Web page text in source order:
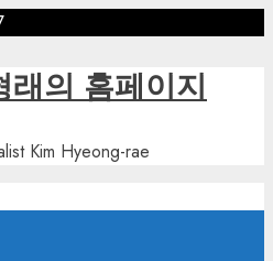
의 홈페이지
Kim Hyeong-rae